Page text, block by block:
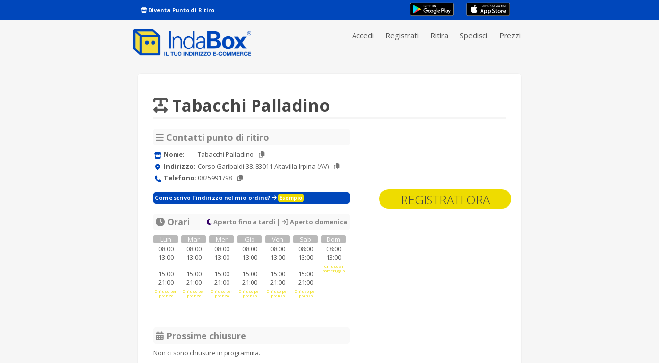
Diventa Punto di Ritiro
Accedi Registrati Ritira Spedisci Prezzi
REGISTRATI ORA
Tabacchi Palladino
Contatti punto di ritiro
Nome:
Tabacchi Palladino
Indirizzo: Corso Garibaldi 38, 83011 Altavilla Irpina (AV)
Telefono: 0825991798
Come scrivo l'indirizzo nel mio ordine? Esempio
Orari Aperto fino a tardi |
Aperto domenica
Lun
08:00
13:00
-
15:00
21:00
Chiuso per
pranzo
Mar
08:00
13:00
-
15:00
21:00
Chiuso per
pranzo
Mer
08:00
13:00
-
15:00
21:00
Chiuso per
pranzo
Gio
08:00
13:00
-
15:00
21:00
Chiuso per
pranzo
Ven
08:00
13:00
-
15:00
21:00
Chiuso per
pranzo
Sab
08:00
13:00
-
15:00
21:00
Chiuso per
pranzo
Dom
08:00
13:00
Chiuso al
pomeriggio
Prossime chiusure
Non ci sono chiusure in programma.